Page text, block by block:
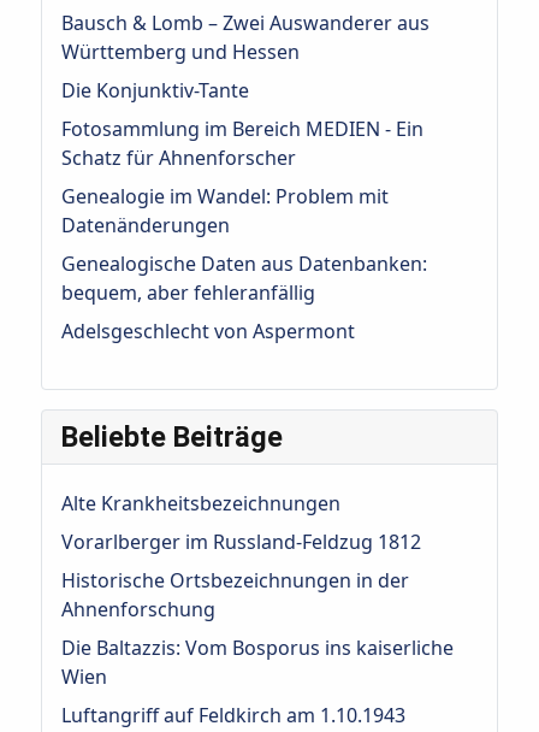
Bausch & Lomb – Zwei Auswanderer aus
Württemberg und Hessen
Die Konjunktiv-Tante
Fotosammlung im Bereich MEDIEN - Ein
Schatz für Ahnenforscher
Genealogie im Wandel: Problem mit
Datenänderungen
Genealogische Daten aus Datenbanken:
bequem, aber fehleranfällig
Adelsgeschlecht von Aspermont
Beliebte Beiträge
Alte Krankheitsbezeichnungen
Vorarlberger im Russland-Feldzug 1812
Historische Ortsbezeichnungen in der
Ahnenforschung
Die Baltazzis: Vom Bosporus ins kaiserliche
Wien
Luftangriff auf Feldkirch am 1.10.1943